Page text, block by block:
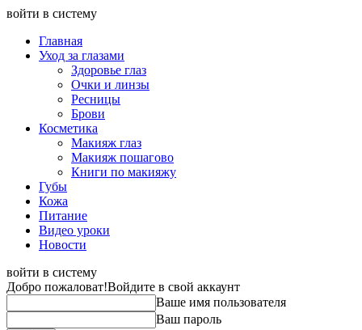
войти в систему
Главная
Уход за глазами
Здоровье глаз
Очки и линзы
Ресницы
Брови
Косметика
Макияж глаз
Макияж пошагово
Книги по макияжу
Губы
Кожа
Питание
Видео уроки
Новости
войти в систему
Добро пожаловат!Войдите в свой аккаунт
Ваше имя пользователя
Ваш пароль